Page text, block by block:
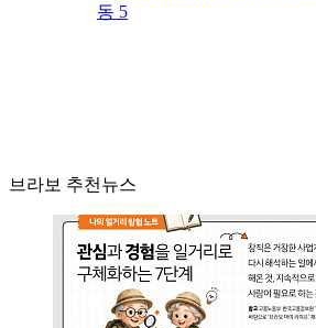
동 5
브라보 추천뉴스